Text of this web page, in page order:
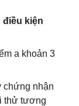
điều kiện
a khoản 3
chứng nhận
thử tương